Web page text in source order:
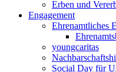
Erben und
Engagement
Ehrenamtliches
youngcaritas
Social Day für